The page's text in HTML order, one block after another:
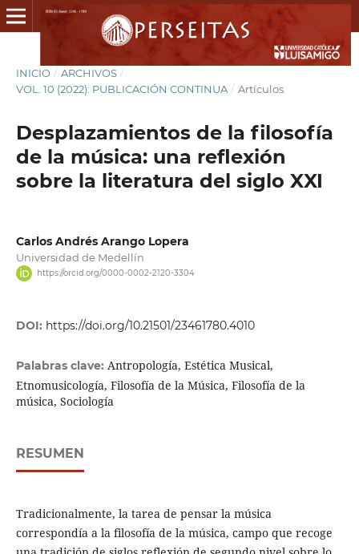
INICIO / ARCHIVOS /
VOL. 10 (2022): PUBLICACIÓN CONTINUA / Artículos
Desplazamientos de la filosofía
de la música: una reflexión
sobre la literatura del siglo XXI
Carlos Andrés Arango Lopera
Universidad de Medellín
https://orcid.org/0000-0002-2120-3304
DOI: https://doi.org/10.21501/23461780.4010
Palabras clave: Antropología, Estética Musical,
Etnomusicología, Filosofía de la Música, Filosofía de la
música, Sociología
RESUMEN
Tradicionalmente, la tarea de pensar la música
correspondía a la filosofía de la música, campo que recoge